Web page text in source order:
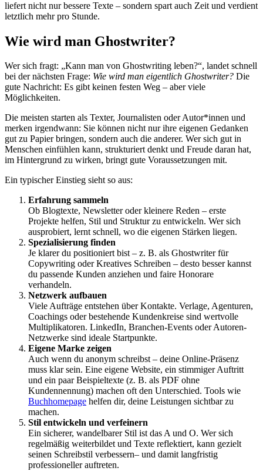
liefert nicht nur bessere Texte – sondern spart auch Zeit und verdient
letztlich mehr pro Stunde.
Wie wird man Ghostwriter?
Wer sich fragt: „Kann man von Ghostwriting leben?“, landet schnell
bei der nächsten Frage: Wie wird man eigentlich Ghostwriter? Die
gute Nachricht: Es gibt keinen festen Weg – aber viele
Möglichkeiten.
Die meisten starten als Texter, Journalisten oder Autor*innen und
merken irgendwann: Sie können nicht nur ihre eigenen Gedanken
gut zu Papier bringen, sondern auch die anderer. Wer sich gut in
Menschen einfühlen kann, strukturiert denkt und Freude daran hat,
im Hintergrund zu wirken, bringt gute Voraussetzungen mit.
Ein typischer Einstieg sieht so aus:
Erfahrung sammeln
Ob Blogtexte, Newsletter oder kleinere Reden – erste
Projekte helfen, Stil und Struktur zu entwickeln. Wer sich
ausprobiert, lernt schnell, wo die eigenen Stärken liegen.
Spezialisierung finden
Je klarer du positioniert bist – z. B. als Ghostwriter für
Copywriting oder Kreatives Schreiben – desto besser kannst
du passende Kunden anziehen und faire Honorare
verhandeln.
Netzwerk aufbauen
Viele Aufträge entstehen über Kontakte. Verlage, Agenturen,
Coachings oder bestehende Kundenkreise sind wertvolle
Multiplikatoren. LinkedIn, Branchen-Events oder Autoren-
Netzwerke sind ideale Startpunkte.
Eigene Marke zeigen
Auch wenn du anonym schreibst – deine Online-Präsenz
muss klar sein. Eine eigene Website, ein stimmiger Auftritt
und ein paar Beispieltexte (z. B. als PDF ohne
Kundennennung) machen oft den Unterschied. Tools wie
Buchhomepage helfen dir, deine Leistungen sichtbar zu
machen.
Stil entwickeln und verfeinern
Ein sicherer, wandelbarer Stil ist das A und O. Wer sich
regelmäßig weiterbildet und Texte reflektiert, kann gezielt
seinen Schreibstil verbessern– und damit langfristig
professioneller auftreten.